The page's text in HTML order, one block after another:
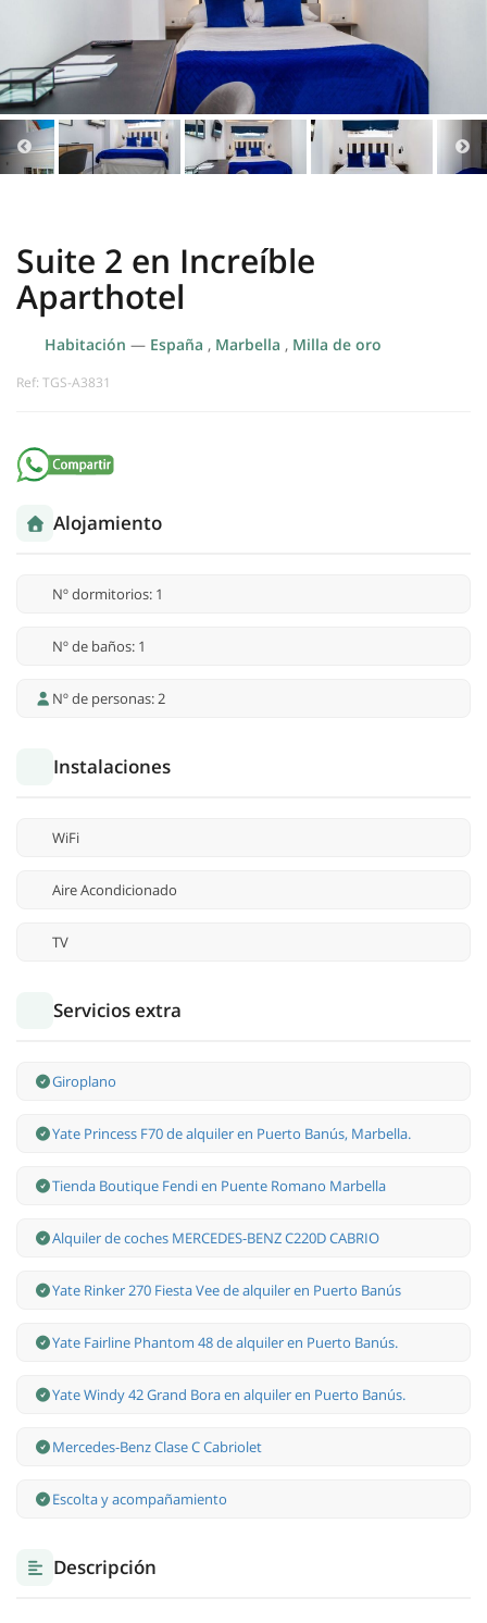
Suite 2 en Increíble
Aparthotel
Habitación — España , Marbella , Milla de oro
Ref: TGS-A3831
Alojamiento
Nº dormitorios: 1
Nº de baños: 1
Nº de personas: 2
Instalaciones
WiFi
Aire Acondicionado
TV
Servicios extra
Giroplano
Yate Princess F70 de alquiler en Puerto Banús, Marbella.
Tienda Boutique Fendi en Puente Romano Marbella
Alquiler de coches MERCEDES-BENZ C220D CABRIO
Yate Rinker 270 Fiesta Vee de alquiler en Puerto Banús
Yate Fairline Phantom 48 de alquiler en Puerto Banús.
Yate Windy 42 Grand Bora en alquiler en Puerto Banús.
Mercedes-Benz Clase С Cabriolet
Escolta y acompañamiento
Descripción